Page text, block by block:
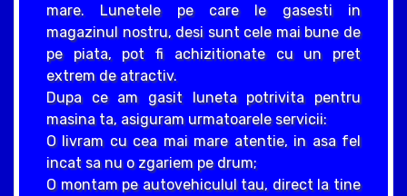
mare. Lunetele pe care le gasesti in
magazinul nostru, desi sunt cele mai bune de
pe piata, pot fi achizitionate cu un pret
extrem de atractiv.
Dupa ce am gasit luneta potrivita pentru
masina ta, asiguram urmatoarele servicii:
O livram cu cea mai mare atentie, in asa fel
incat sa nu o zgariem pe drum;
O montam pe autovehiculul tau, direct la tine